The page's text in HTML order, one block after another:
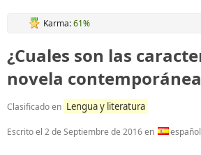
Karma:61%
¿Cuales son las
novela contemporánea
Clasificado en Lengua y literatura
Escrito el 2 de Septiembre de 2016en